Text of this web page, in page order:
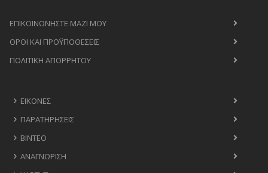
ΕΠΙΚΟΙΝΩΝΉΣΤΕ ΜΑΖΊ ΜΟΥ
ΟΡΟΙ ΚΑΙ ΠΡΟΫΠΟΘΈΣΕΙΣ
ΠΟΛΙΤΙΚΉ ΑΠΟΡΡΉΤΟΥ
ΕΙΚΌΝΕΣ
ΠΑΡΑΤΗΡΉΣΕΙΣ
ΒΊΝΤΕΟ
ΑΝΑΓΝΏΡΙΣΗ